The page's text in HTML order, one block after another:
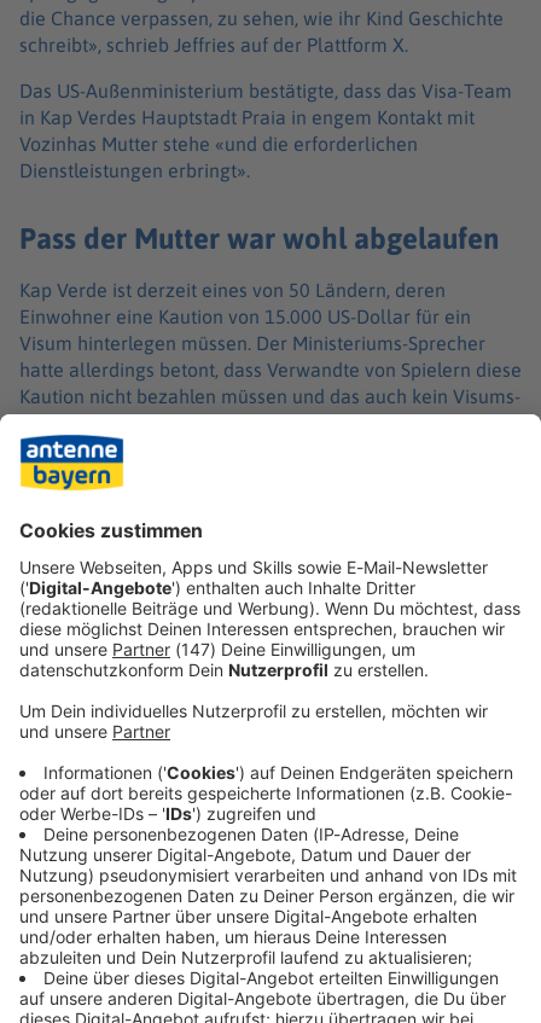
die Chance verpassen, zu sehen, wie ihr Kind Geschichte
schreibt», schrieb Jeffries auf der Plattform X.
Das US-Außenministerium bestätigte, dass das Visa-Team
in Kap Verdes Hauptstadt Praia in engem Kontakt mit
Vozinhas Mutter stehe «und die erforderlichen
Dienstleistungen erbringt».
Pass der Mutter war wohl abgelaufen
Kap Verde ist derzeit eines von 50 Ländern, deren
Einwohner eine Kaution von 15.000 US-Dollar für ein
Visum hinterlegen müssen. Der Ministeriums-Sprecher
hatte allerdings betont, dass Verwandte von Spielern diese
Kaution nicht bezahlen müssen und das auch kein Visums-
Laut CNN habe das Problem auch darin gelegen, dass
Vozinhas Mutter aktuell keinen gültigen Reisepass
besitze.